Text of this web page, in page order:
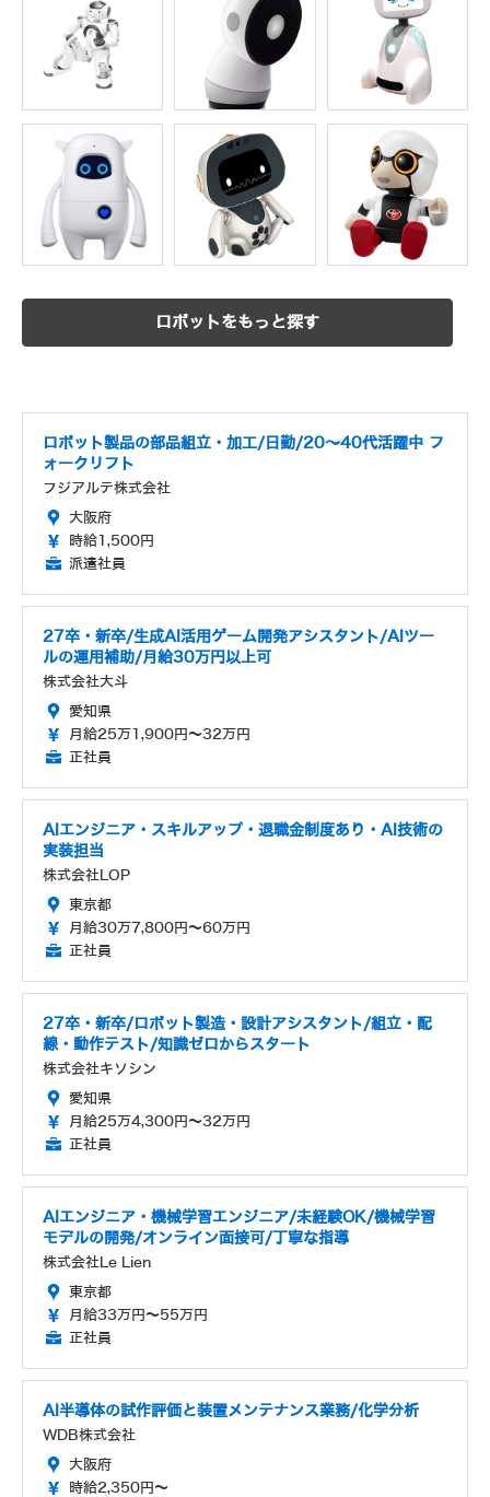
ロボットをもっと探す
ロボット製品の部品組立・加工/日勤/20～40代活躍中 フ
ォークリフト
フジアルテ株式会社
大阪府
時給1,500円
派遣社員
27卒・新卒/生成AI活用ゲーム開発アシスタント/AIツー
ルの運用補助/月給30万円以上可
株式会社大斗
愛知県
月給25万1,900円～32万円
正社員
AIエンジニア・スキルアップ・退職金制度あり・AI技術の
実装担当
株式会社LOP
東京都
月給30万7,800円～60万円
正社員
27卒・新卒/ロボット製造・設計アシスタント/組立・配
線・動作テスト/知識ゼロからスタート
株式会社キソシン
愛知県
月給25万4,300円～32万円
正社員
AIエンジニア・機械学習エンジニア/未経験OK/機械学習
モデルの開発/オンライン面接可/丁寧な指導
株式会社Le Lien
東京都
月給33万円～55万円
正社員
AI半導体の試作評価と装置メンテナンス業務/化学分析
WDB株式会社
大阪府
時給2,350円～